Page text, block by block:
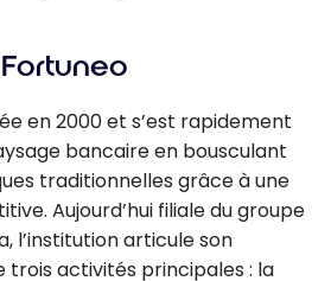
en 2000 et s’est rapidement
bancaire en bousculant
traditionnelles grâce à une
Aujourd’hui filiale du groupe
l’institution articule son
trois activités principales : la